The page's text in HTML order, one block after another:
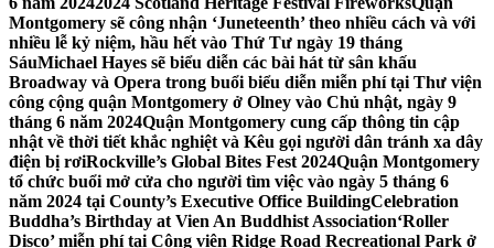
Montgomery sẽ công nhận ‘Juneteenth’ theo nhiều cách và với
nhiều lễ kỷ niệm, hầu hết vào Thứ Tư ngày 19 tháng
SáuMichael Hayes sẽ biểu diễn các bài hát từ sân khấu
Broadway và Opera trong buổi biểu diễn miễn phí tại Thư viện
công cộng quận Montgomery ở Olney vào Chủ nhật, ngày 9
tháng 6 năm 2024Quận Montgomery cung cấp thông tin cập
nhật về thời tiết khắc nghiệt và Kêu gọi người dân tránh xa dây
điện bị rơiRockville’s Global Bites Fest 2024Quận Montgomery
tổ chức buổi mở cửa cho người tìm việc vào ngày 5 tháng 6
năm 2024 tại County’s Executive Office BuildingCelebration
Buddha’s Birthday at Vien An Buddhist Association‘Roller
Disco’ miễn phí tại Công viên Ridge Road Recreational Park ở